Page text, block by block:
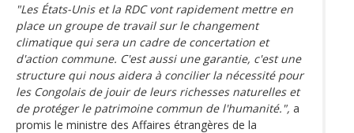
"Les États-Unis et la RDC vont rapidement mettre en
place un groupe de travail sur le changement
climatique qui sera un cadre de concertation et
d'action commune. C'est aussi une garantie, c'est une
structure qui nous aidera à concilier la nécessité pour
les Congolais de jouir de leurs richesses naturelles et
de protéger le patrimoine commun de l'humanité.", a
promis le ministre des Affaires étrangères de la